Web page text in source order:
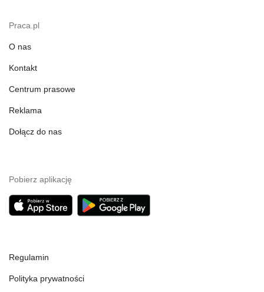
Praca.pl
O nas
Kontakt
Centrum prasowe
Reklama
Dołącz do nas
Pobierz aplikację
Regulamin
Polityka prywatności